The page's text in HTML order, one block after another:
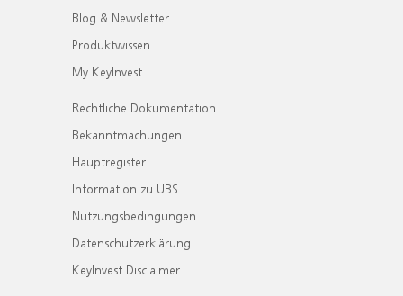
Blog & Newsletter
Produktwissen
My KeyInvest
Rechtliche Dokumentation
Bekanntmachungen
Hauptregister
Information zu UBS
Nutzungsbedingungen
Datenschutzerklärung
KeyInvest Disclaimer